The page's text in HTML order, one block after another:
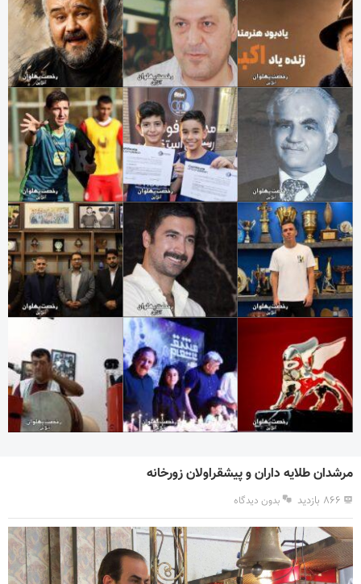
مرشدان طلایه داران و پیشقراولان زورخانه
۸۶۶ بازدید بدون دیدگاه